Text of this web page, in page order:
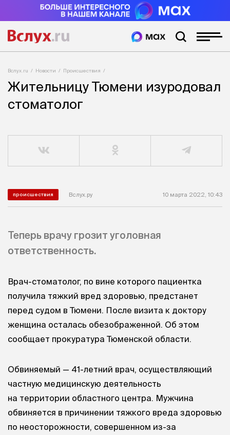
Вслух.ru Новости Происшествия
Жительницу Тюмени изуродовал
стоматолог
происшествия Вслух.ру 10 марта 2022, 10:43
Теперь врачу грозит уголовная
ответственность.
Врач-стоматолог, по вине которого пациентка
получила тяжкий вред здоровью, предстанет
перед судом в Тюмени. После визита к доктору
женщина осталась обезображенной. Об этом
сообщает прокуратура Тюменской области.
Обвиняемый — 41-летний врач, осуществляющий
частную медицинскую деятельность
на территории областного центра. Мужчина
обвиняется в причинении тяжкого вреда здоровью
по неосторожности, совершенном из-за